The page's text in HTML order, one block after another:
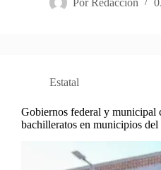
Estatal
Gobiernos federal y municipal
bachilleratos en municipios